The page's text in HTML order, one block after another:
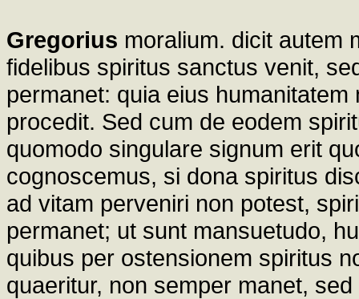
Gregorius moralium. dicit autem
fidelibus spiritus sanctus venit,
permanet: quia eius
procedit. Sed cum de eodem
quomodo singulare signum erit
cognoscemus, si dona spiritus
ad vitam perveniri non potest,
permanet; ut sunt mansuetudo,
quibus per ostensionem spiritus
quaeritur, non semper manet,